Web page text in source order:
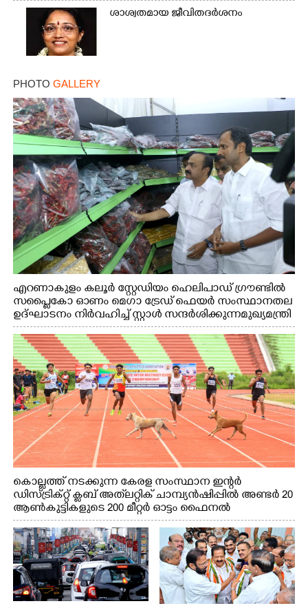
ശാശ്വതമായ ജീവിതദർശനം
PHOTO GALLERY
എറണാകുളം കലൂർ സ്റ്റേഡിയം ഹെലിപാഡ് ഗ്രൗണ്ടിൽ
സപ്ളൈകോ ഓണം മെഗാ ട്രേഡ് ഫെയർ സംസ്ഥാനതല
ഉദ്ഘാടനം നിർവഹിച്ച് സ്റ്റാൾ സന്ദർശിക്കുന്ന മുഖ്യമന്ത്രി
വി.ഡി. സതീശൻ. മന്ത്രി അനൂപ് ജേക്കബ് സമീപം
കൊല്ലത്ത് നടക്കുന്ന കേരള സംസ്ഥാന ഇന്റർ
ഡിസ്ട്രിക്റ്റ് ക്ലബ് അത്‌ലറ്റിക് ചാമ്പ്യൻഷിപ്പിൽ അണ്ടർ 20
ആൺകുട്ടികളുടെ 200 മീറ്റർ ഓട്ടം ഫൈനൽ
മത്സരത്തിനിടെ സിന്തറ്റിക് ട്രാക്കിന് കുറുകെ ഓടുന്ന
നായകൾ.